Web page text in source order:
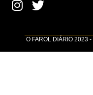
O FAROL DIÁRIO 2023